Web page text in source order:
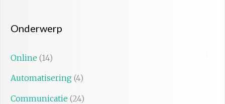
Onderwerp
Online (14)
Automatisering (4)
Communicatie (24)